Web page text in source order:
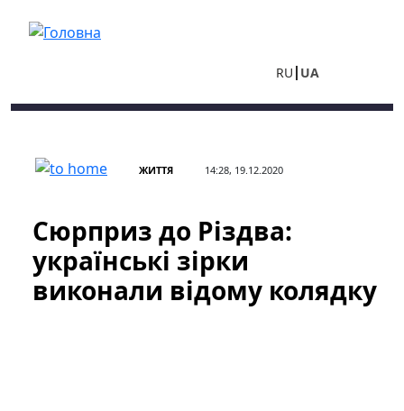
RU UA
ЖИТТЯ 14:28, 19.12.2020
Сюрприз до Різдва:
українські зірки
виконали відому колядку